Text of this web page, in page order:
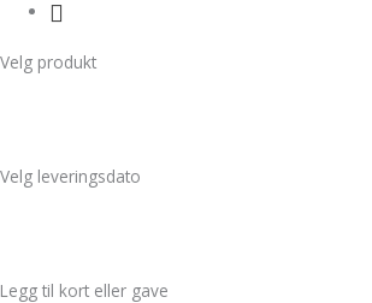
Velg produkt
Velg leveringsdato
Legg til kort eller gave